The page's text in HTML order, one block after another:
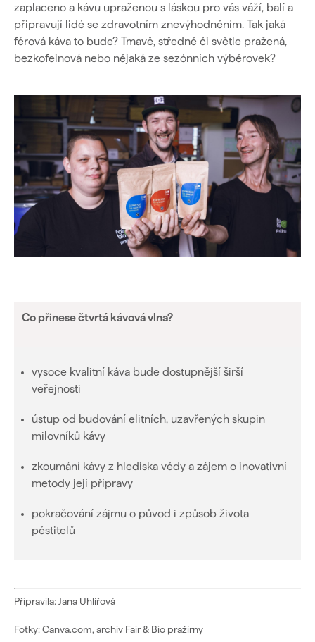
zaplaceno a kávu upraženou s láskou pro vás váží, balí a
připravují lidé se zdravotním znevýhodněním. Tak jaká
férová káva to bude? Tmavě, středně či světle pražená,
bezkofeinová nebo nějaká ze sezónních výběrovek?
Co přinese čtvrtá kávová vlna?
vysoce kvalitní káva bude dostupnější širší
veřejnosti
ústup od budování elitních, uzavřených skupin
milovníků kávy
zkoumání kávy z hlediska vědy a zájem o inovativní
metody její přípravy
pokračování zájmu o původ i způsob života
pěstitelů
Připravila: Jana Uhlířová
Fotky: Canva.com, archiv Fair & Bio pražírny